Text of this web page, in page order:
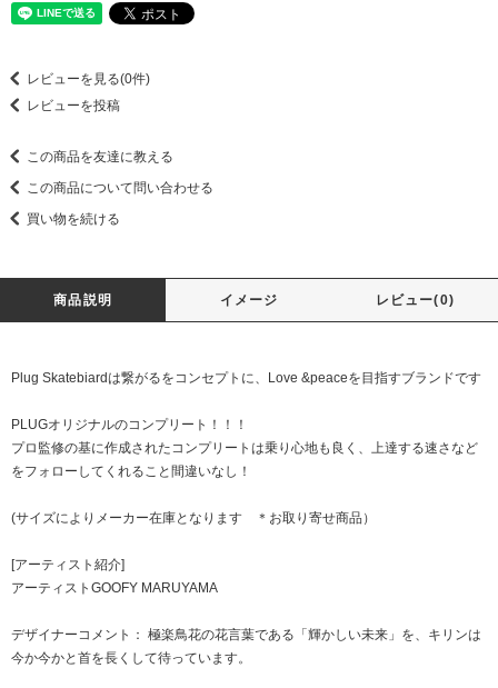
レビューを見る(0件)
レビューを投稿
この商品を友達に教える
この商品について問い合わせる
買い物を続ける
商品説明 イメージ レビュー(0)
Plug Skatebiardは繋がるをコンセプトに、Love &peaceを目指すブランドです
PLUGオリジナルのコンプリート！！！
プロ監修の基に作成されたコンプリートは乗り心地も良く、上達する速さなど
をフォローしてくれること間違いなし！
(サイズによりメーカー在庫となります ＊お取り寄せ商品）
[アーティスト紹介]
アーティストGOOFY MARUYAMA
デザイナーコメント： 極楽鳥花の花言葉である「輝かしい未来」を、キリンは
今か今かと首を長くして待っています。